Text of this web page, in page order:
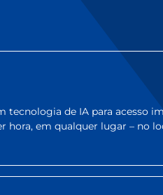
tecnologia de IA para acesso
hora, em qualquer lugar – no